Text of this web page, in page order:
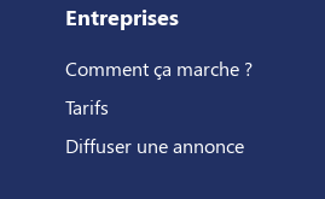
Entreprises
Comment ça marche ?
Tarifs
Diffuser une annonce